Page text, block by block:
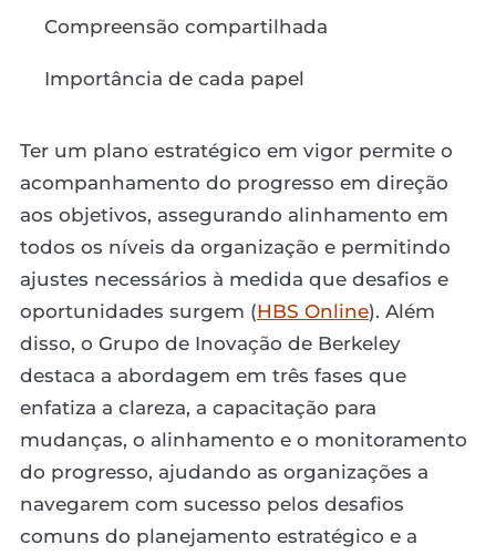
Compreensão compartilhada
Importância de cada papel
Ter um plano estratégico em vigor permite o
acompanhamento do progresso em direção
aos objetivos, assegurando alinhamento em
todos os níveis da organização e permitindo
ajustes necessários à medida que desafios e
oportunidades surgem (HBS Online). Além
disso, o Grupo de Inovação de Berkeley
destaca a abordagem em três fases que
enfatiza a clareza, a capacitação para
mudanças, o alinhamento e o monitoramento
do progresso, ajudando as organizações a
navegarem com sucesso pelos desafios
comuns do planejamento estratégico e a